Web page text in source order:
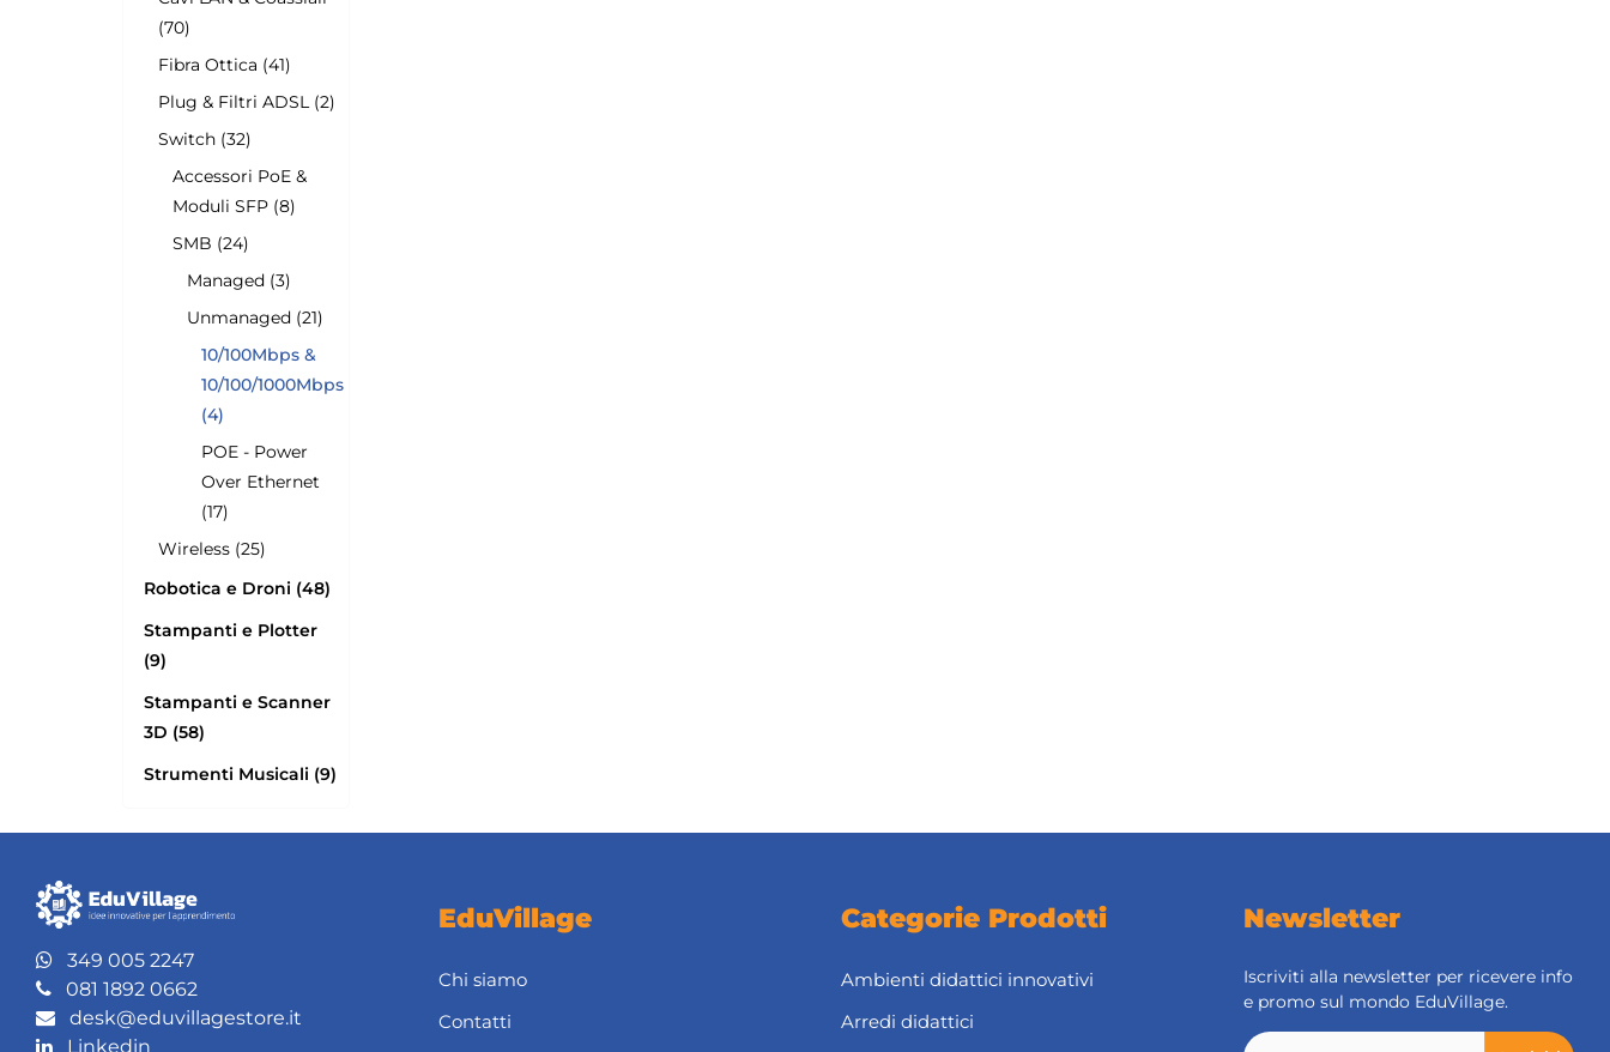
(70)
Fibra Ottica (41)
Plug & Filtri ADSL (2)
Switch (32)
Accessori PoE &
Moduli SFP (8)
SMB (24)
Managed (3)
Unmanaged (21)
10/100Mbps &
10/100/1000Mbps
(4)
POE - Power
Over Ethernet
(17)
Wireless (25)
Robotica e Droni (48)
Stampanti e Plotter
(9)
Stampanti e Scanner
3D (58)
Strumenti Musicali (9)
349 005 2247
081 1892 0662
desk@eduvillagestore.it
Linkedin
EduVillage
Chi siamo
Contatti
Categorie Prodotti
Ambienti didattici innovativi
Arredi didattici
Newsletter
Iscriviti alla newsletter per ricevere info
e promo sul mondo EduVillage.